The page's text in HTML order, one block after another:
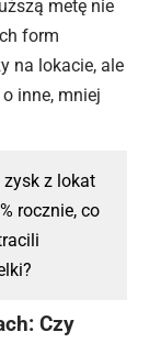
metę nie
form
na lokacie, ale
inne, mniej
zysk z lokat
rocznie, co
Czy